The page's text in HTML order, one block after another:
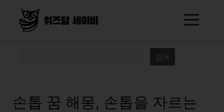
검색
손톱 꿈 해몽, 손톱을 자르는